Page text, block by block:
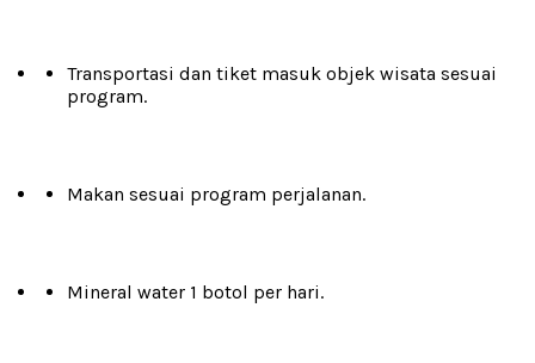
Transportasi dan tiket masuk objek wisata sesuai
program.
Makan sesuai program perjalanan.
Mineral water 1 botol per hari.